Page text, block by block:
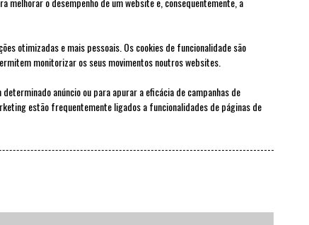
otimizadas e mais pessoais. Os cookies de funcionalidade são
monitorizar os seus movimentos noutros websites.
anúncio ou para apurar a eficácia de campanhas de
estão frequentemente ligados a funcionalidades de páginas de